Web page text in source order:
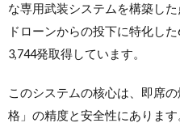
な専用武装システムを構築し
ドローンからの投下に特化し
3,744発取得しています。
このシステムの核心は、即席
格」の精度と安全性にあります